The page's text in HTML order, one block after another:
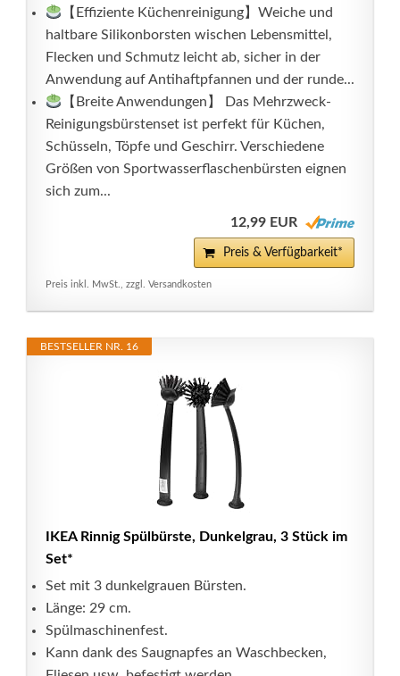
【Effiziente Küchenreinigung】Weiche und
haltbare Silikonborsten wischen Lebensmittel,
Flecken und Schmutz leicht ab, sicher in der
Anwendung auf Antihaftpfannen und der runde...
【Breite Anwendungen】 Das Mehrzweck-
Reinigungsbürstenset ist perfekt für Küchen,
Schüsseln, Töpfe und Geschirr. Verschiedene
Größen von Sportwasserflaschenbürsten eignen
sich zum...
12,99 EUR
Preis & Verfügbarkeit*
Preis inkl. MwSt., zzgl. Versandkosten
BESTSELLER NR. 16
IKEA Rinnig Spülbürste, Dunkelgrau, 3 Stück im
Set*
Set mit 3 dunkelgrauen Bürsten.
Länge: 29 cm.
Spülmaschinenfest.
Kann dank des Saugnapfes an Waschbecken,